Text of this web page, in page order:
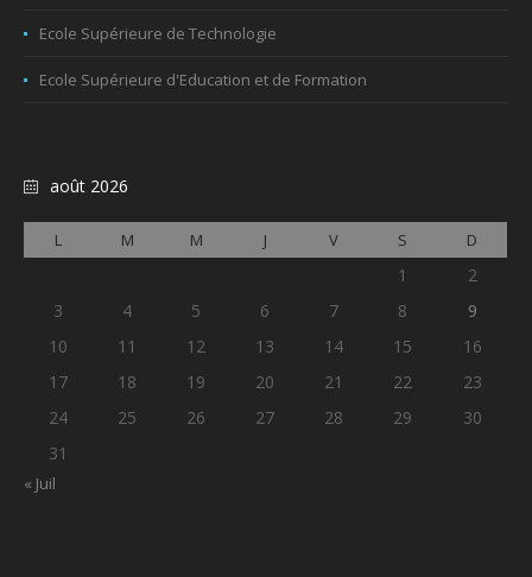
Ecole Supérieure de Technologie
Ecole Supérieure d'Education et de Formation
août 2026
L M M J V S D
1
2
3
4 5 6 7 8
9
10
11 12 13 14 15
16
17
18 19 20 21 22
23
24
25 26 27 28 29
30
31
« Juil